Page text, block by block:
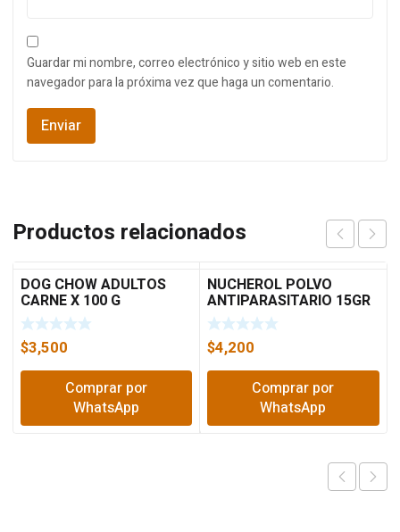
Guardar mi nombre, correo electrónico y sitio web en este
navegador para la próxima vez que haga un comentario.
Productos relacionados
DOG CHOW ADULTOS
CARNE X 100 G
$3,500
Comprar por
WhatsApp
NUCHEROL POLVO
ANTIPARASITARIO 15GR
5062
$4,200
Comprar por
WhatsApp